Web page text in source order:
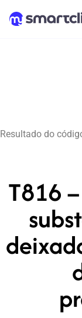
Resultado do
T816